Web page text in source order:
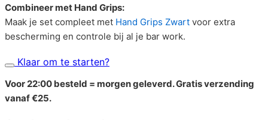
Combineer met Hand Grips:
Maak je set compleet met Hand Grips Zwart voor extra
bescherming en controle bij al je bar work.
Klaar om te starten?
Voor 22:00 besteld = morgen geleverd. Gratis verzending
vanaf €25.